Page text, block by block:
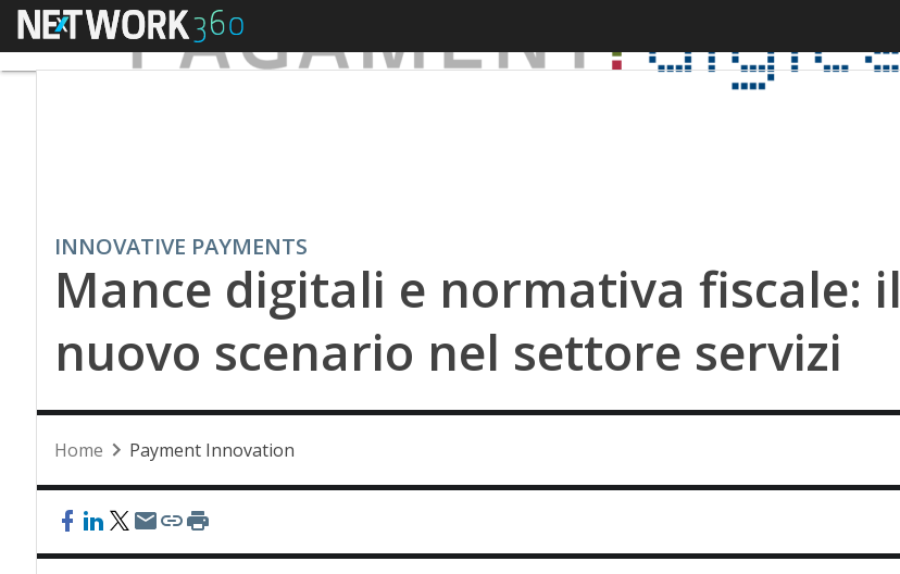
Menu
INNOVATIVE PAYMENTS
Mance digitali e normativa fiscale: il
nuovo scenario nel settore servizi
Home Payment Innovation